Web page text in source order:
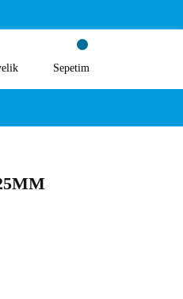
Sepetim